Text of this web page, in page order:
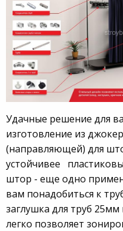
Удачные решение для
изготовление из
(направляющей) для
устойчивее
штор - еще одно
вам понадобиться к
заглушка для труб
легко позволяет